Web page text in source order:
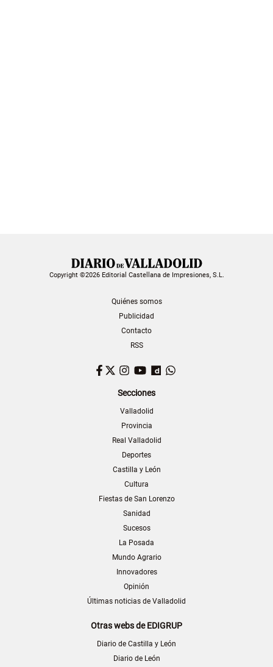
Copyright ©2026 Editorial Castellana de Impresiones, S.L.
Quiénes somos
Publicidad
Contacto
RSS
Facebook
TwitterInstagram
YouTubeDailymotion
Secciones
Valladolid
Provincia
Real Valladolid
Deportes
Castilla y León
Cultura
Fiestas de San Lorenzo
Sanidad
Sucesos
La Posada
Mundo Agrario
Innovadores
Opinión
Últimas noticias de Valladolid
Otras webs de EDIGRUP
Diario de Castilla y León
Diario de León